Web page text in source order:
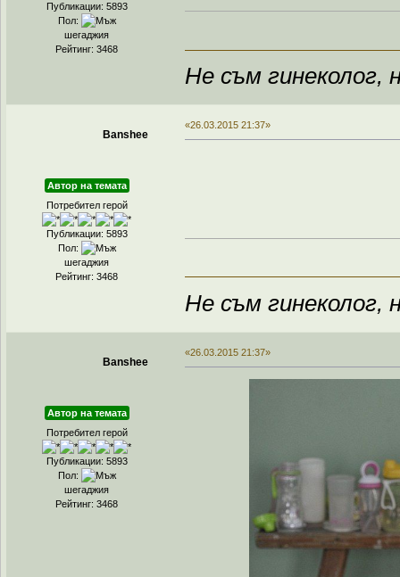
Публикации: 5893
Пол:
шегаджия
Рейтинг: 3468
Не съм гинеколог,
Banshee
Автор на темата
Потребител герой
Публикации: 5893
Пол:
шегаджия
Рейтинг: 3468
«26.03.2015 21:37»
Не съм гинеколог,
Banshee
Автор на темата
Потребител герой
Публикации: 5893
Пол:
шегаджия
Рейтинг: 3468
«26.03.2015 21:37»